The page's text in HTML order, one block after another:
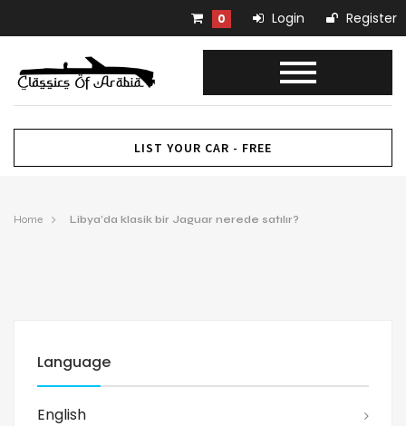
0 Login Register
LIST YOUR CAR - FREE
Home Libya’da klasik bir Jaguar nerede satılır?
Language
English